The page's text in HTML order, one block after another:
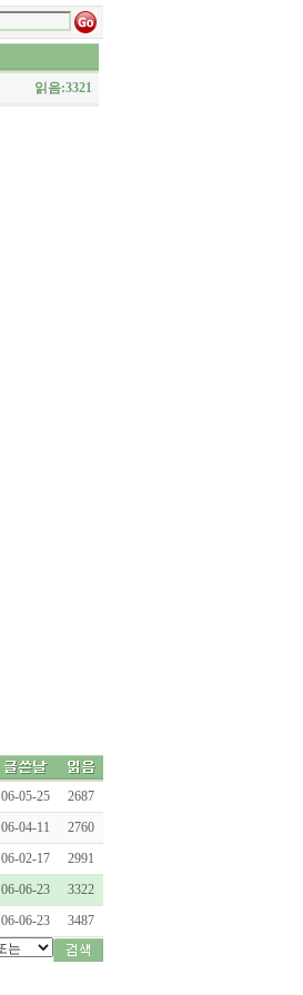
읽음:3321
06-05-25
2687
06-04-11
2760
06-02-17
2991
06-06-23
3322
06-06-23 3487